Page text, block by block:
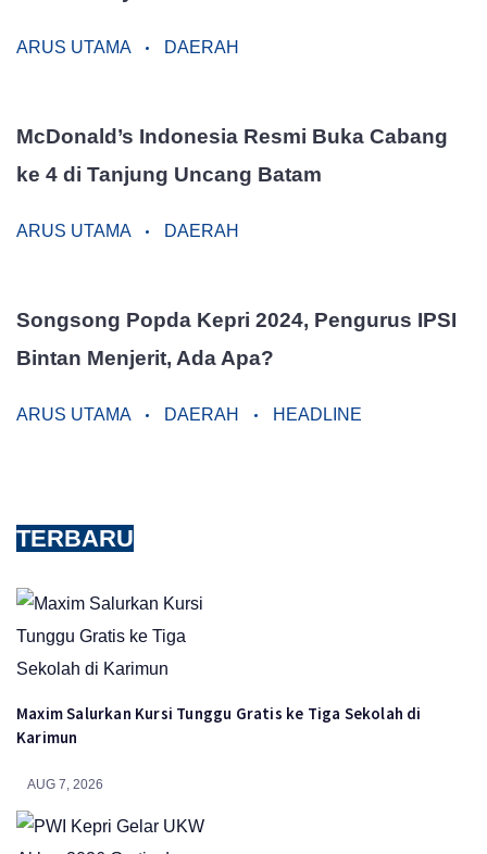
ARUS UTAMA DAERAH
McDonald’s Indonesia Resmi Buka Cabang
ke 4 di Tanjung Uncang Batam
ARUS UTAMA DAERAH
Songsong Popda Kepri 2024, Pengurus IPSI
Bintan Menjerit, Ada Apa?
ARUS UTAMA DAERAH HEADLINE
TERBARU
Maxim Salurkan Kursi Tunggu Gratis ke Tiga Sekolah di
Karimun
AUG 7, 2026